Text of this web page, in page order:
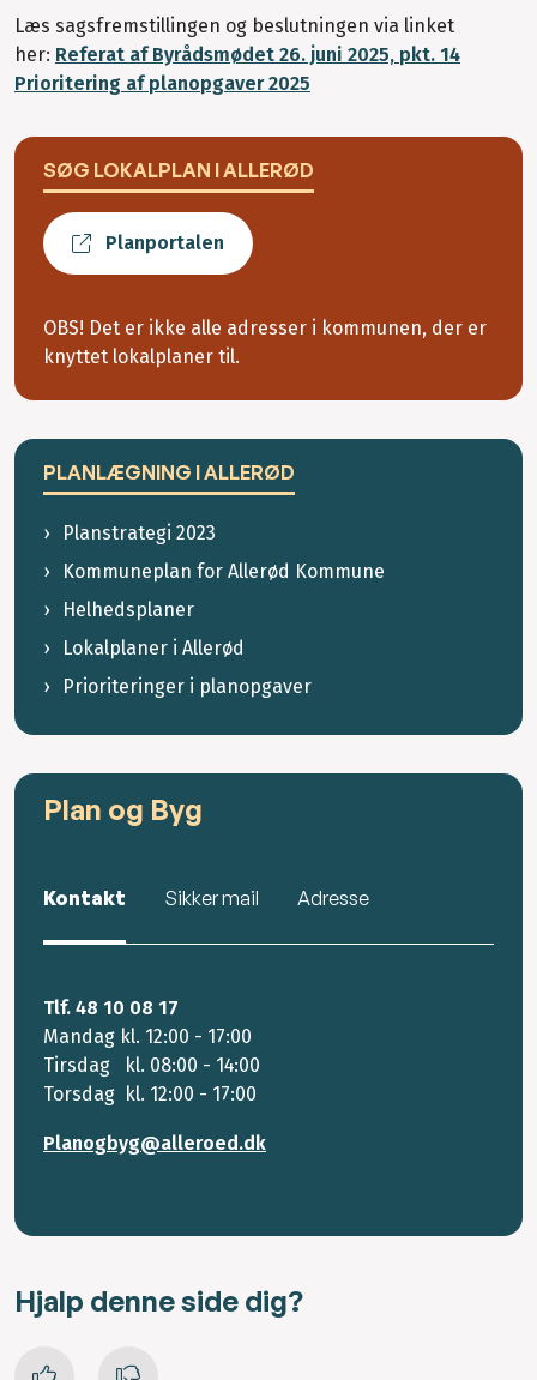
Læs sagsfremstillingen og beslutningen via linket
her: Referat af Byrådsmødet 26. juni 2025, pkt. 14
Prioritering af planopgaver 2025
SØG LOKALPLAN I ALLERØD
Planportalen
OBS! Det er ikke alle adresser i kommunen, der er
knyttet lokalplaner til.
PLANLÆGNING I ALLERØD
Planstrategi 2023
Kommuneplan for Allerød Kommune
Helhedsplaner
Lokalplaner i Allerød
Prioriteringer i planopgaver
Plan og Byg
Kontakt Sikker mail Adresse
Tlf. 48 10 08 17
Mandag kl. 12:00 - 17:00
Tirsdag kl. 08:00 - 14:00
Torsdag kl. 12:00 - 17:00
Planogbyg@alleroed.dk
Hjalp denne side dig?